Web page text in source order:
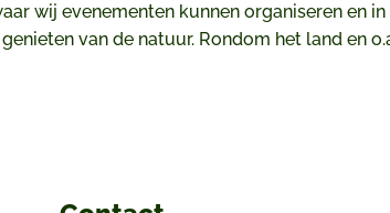
wij evenementen kunnen organiseren en
van de natuur. Rondom het land en